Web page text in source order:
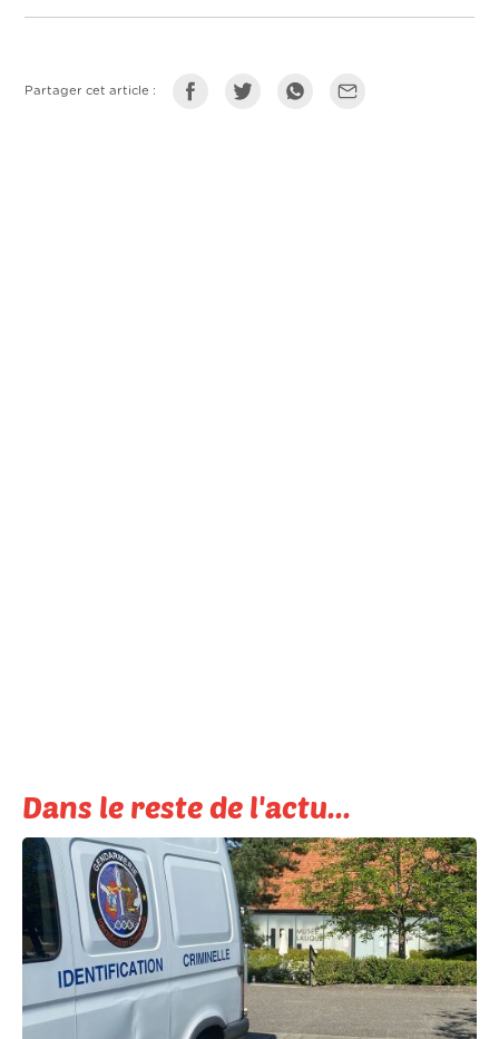
Partager cet article :
Dans le reste de l'actu...